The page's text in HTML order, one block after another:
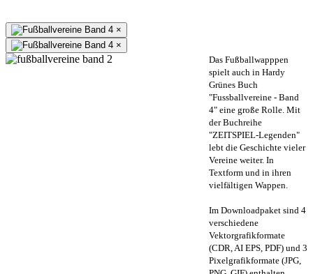
×
×
Das Fußballwapppen
spielt auch in Hardy
Grünes Buch
"Fussballvereine - Band
4" eine große Rolle. Mit
der Buchreihe
"ZEITSPIEL-Legenden"
lebt die Geschichte vieler
Vereine weiter. In
Textform und in ihren
vielfältigen Wappen.
Im Downloadpaket sind 4
verschiedene
Vektorgrafikformate
(CDR, AI EPS, PDF) und 3
Pixelgrafikformate (JPG,